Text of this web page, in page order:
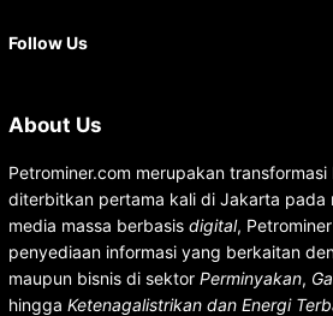
Follow Us
About Us
Petrominer.com merupakan
diterbitkan pertama kali di Jakarta pada
media massa berbasis digital,
penyediaan informasi yang berkaitan
maupun bisnis di sektor Perminyakan,
hingga Ketenagalistrikan dan Energi